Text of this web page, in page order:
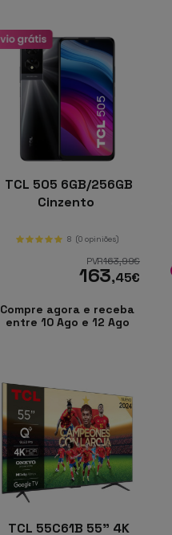
TCL 505 6GB/256GB
Cinzento
8 (0 opiniões)
PVR163,99€
163,45€
Compre agora e receba
entre 10 Ago e 12 Ago
TCL 55C61B 55" 4K